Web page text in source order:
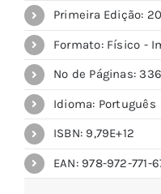
Primeira Edição:
Formato: Físico -
Nº de Páginas: 336
Idioma: Português
ISBN: 9,79E+12
EAN: 978-972-771-